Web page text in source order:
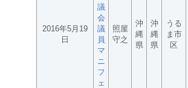
2016年5月19
日
議
会
議
員
マ
ニ
フ
ェ
照屋
守之
沖
縄
県
沖
縄
県
うる
ま市
区